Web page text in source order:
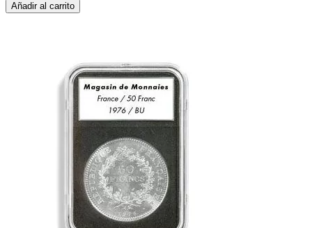
Añadir al carrito